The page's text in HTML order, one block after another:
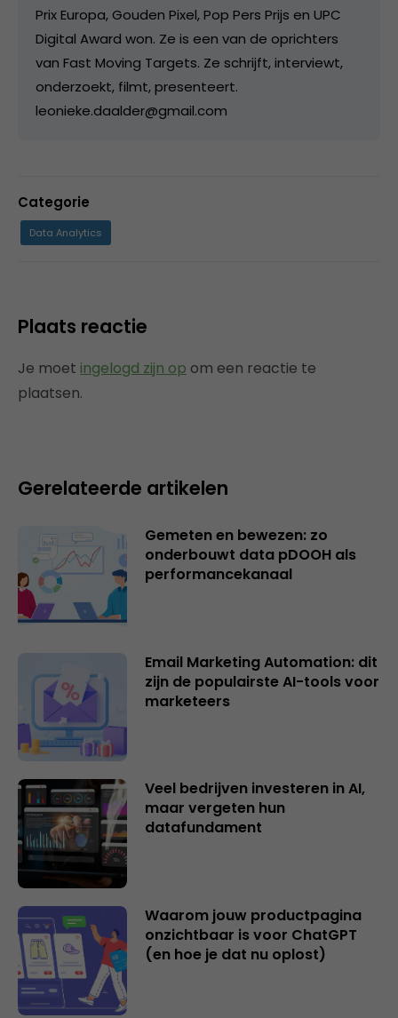
Prix Europa, Gouden Pixel, Pop Pers Prijs en UPC
Digital Award won. Ze is een van de oprichters
van Fast Moving Targets. Ze schrijft, interviewt,
onderzoekt, filmt, presenteert.
leonieke.daalder@gmail.com
Categorie
Data Analytics
Plaats reactie
Je moet ingelogd zijn op om een reactie te
plaatsen.
Gerelateerde artikelen
Gemeten en bewezen: zo
onderbouwt data pDOOH als
performancekanaal
Email Marketing Automation: dit
zijn de populairste AI-tools voor
marketeers
Veel bedrijven investeren in AI,
maar vergeten hun
datafundament
Waarom jouw productpagina
onzichtbaar is voor ChatGPT
(en hoe je dat nu oplost)